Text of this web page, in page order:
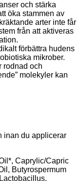
och stärka
öka stammen av
arter inte får
från att aktiveras
förbättra hudens
mikrober.
rodnad och
molekyler kan
inan du applicerar
Caprylic/Capric
Butyrospermum